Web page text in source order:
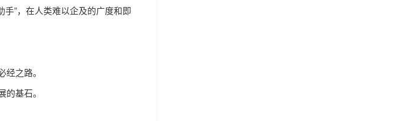
”，在人类难以企及的广度和即
之路。
基石。